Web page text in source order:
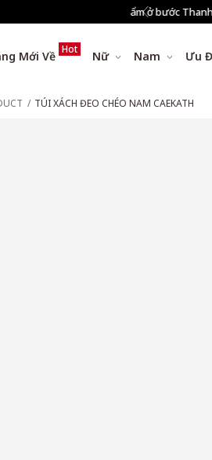
toán
Mới Về Hot Nữ Nam Ưu
TÚI XÁCH ĐEO CHÉO NAM CAEKATH